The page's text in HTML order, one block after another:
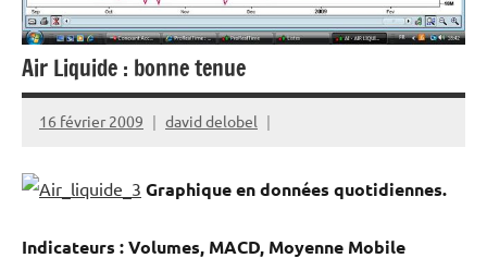
Air Liquide : bonne tenue
16 février 2009 david delobel
Graphique en données quotidiennes.
Indicateurs : Volumes, MACD, Moyenne Mobile